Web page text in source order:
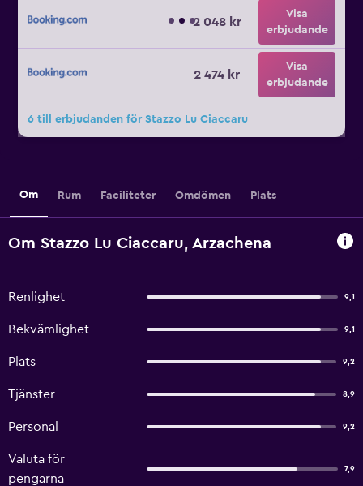
2 048 kr
Visa
erbjudande
2 474 kr
Visa
erbjudande
6 till erbjudanden för Stazzo Lu Ciaccaru
Om Rum Faciliteter Omdömen Plats
Om Stazzo Lu Ciaccaru, Arzachena
Renlighet 9,1
Bekvämlighet 9,1
Plats 9,2
Tjänster 8,9
Personal 9,2
Valuta för
pengarna
7,9